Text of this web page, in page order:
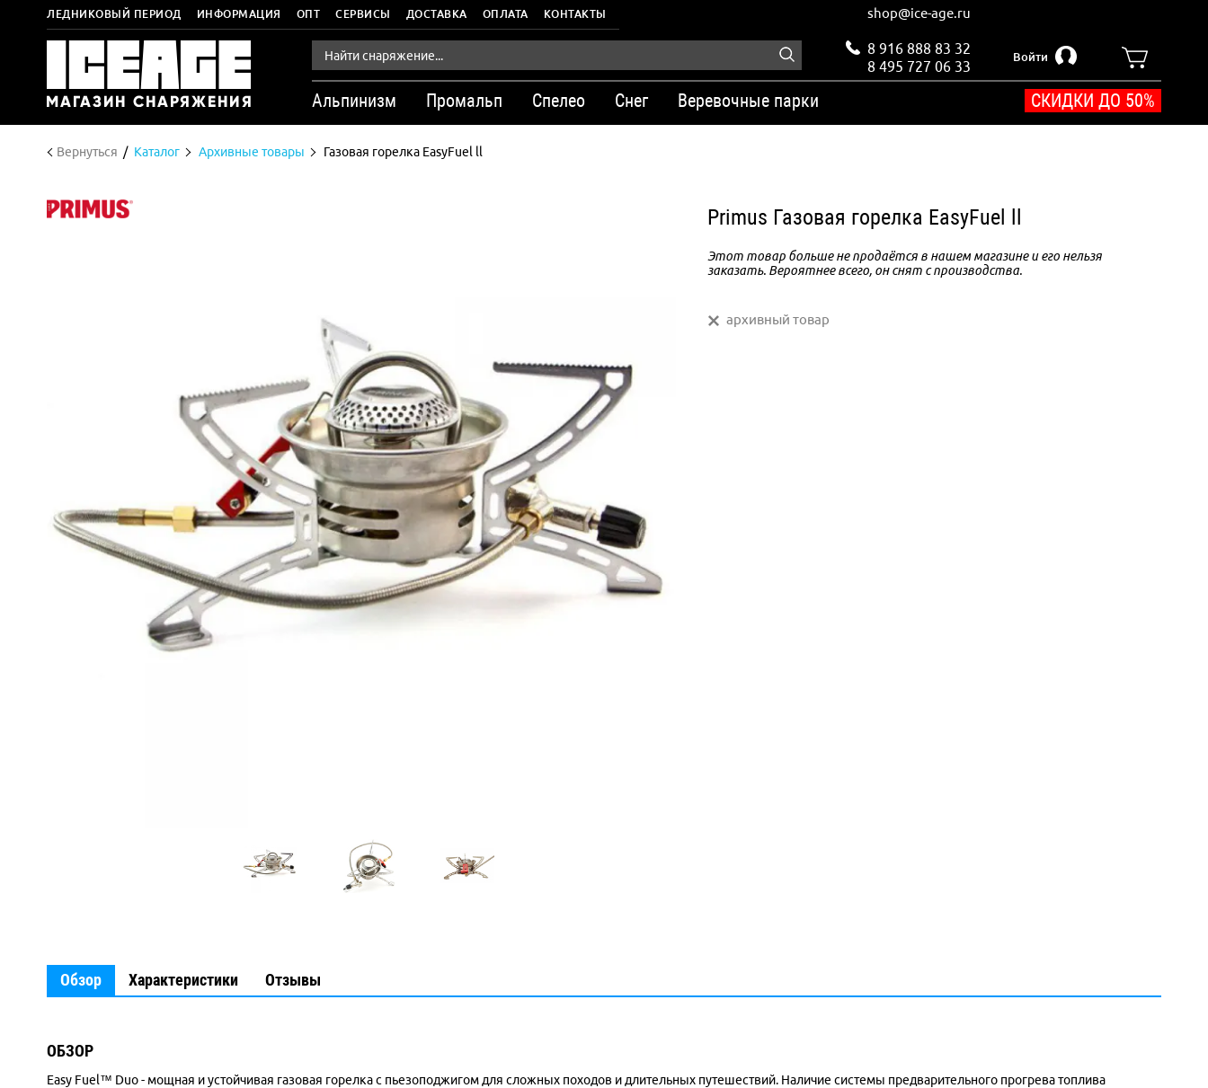
ЛЕДНИКОВЫЙ ПЕРИОД ИНФОРМАЦИЯ ОПТ СЕРВИСЫ ДОСТАВКА ОПЛАТА КОНТАКТЫ shop@ice-age.ru
8 916 888 83 32
8 495 727 06 33
Войти
Альпинизм Промальп Спелео Снег Веревочные парки СКИДКИ ДО 50%
Вернуться Каталог Архивные товары Газовая горелка EasyFuel ll
Primus Газовая горелка EasyFuel ll
Этот товар больше не продаётся в нашем магазине и его нельзя
заказать. Вероятнее всего, он снят с производства.
архивный товар
Обзор Характеристики Отзывы
ОБЗОР
Easy Fuel™ Duo - мощная и устойчивая газовая горелка с пьезоподжигом для сложных походов и длительных путешествий. Наличие системы предварительного прогрева топлива